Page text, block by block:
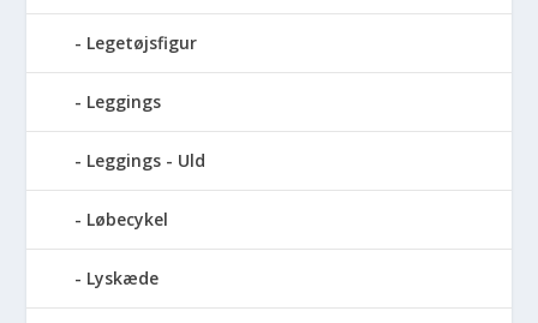
Legetøjsfigur
Leggings
Leggings - Uld
Løbecykel
Lyskæde